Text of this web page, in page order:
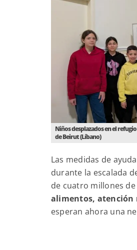
Niños desplazados en el
de Beirut (Líbano)
Las medidas de
durante la escalada
de cuatro millones
alimentos, atención
esperan ahora una